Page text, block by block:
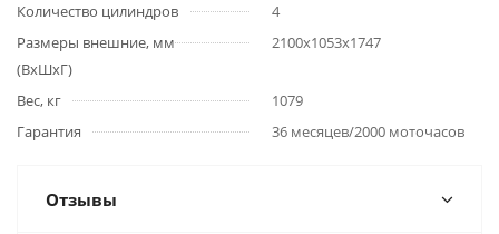
Количество цилиндров
4
Размеры внешние, мм
(ВхШхГ)
2100x1053x1747
Вес, кг
1079
Гарантия
36 месяцев/2000 моточасов
Отзывы